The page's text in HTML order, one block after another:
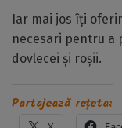
Iar mai jos îți
necesari pentru a
dovlecei și roșii.
Partajează rețeta: